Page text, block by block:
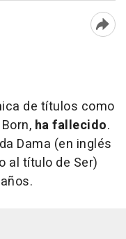
de títulos como
ha fallecido.
Dama (en inglés
al título de Ser)